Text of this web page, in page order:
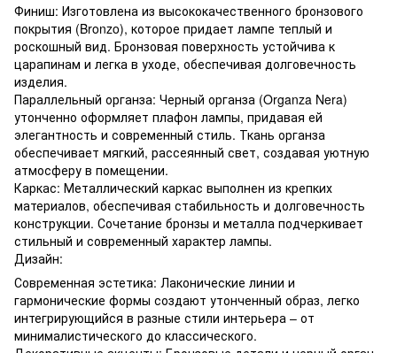
Финиш: Изготовлена ​​из высококачественного бронзового
покрытия (Bronzo), которое придает лампе теплый и
роскошный вид. Бронзовая поверхность устойчива к
царапинам и легка в уходе, обеспечивая долговечность
изделия.
Параллельный органза: Черный органза (Organza Nera)
утонченно оформляет плафон лампы, придавая ей
элегантность и современный стиль. Ткань органза
обеспечивает мягкий, рассеянный свет, создавая уютную
атмосферу в помещении.
Каркас: Металлический каркас выполнен из крепких
материалов, обеспечивая стабильность и долговечность
конструкции. Сочетание бронзы и металла подчеркивает
стильный и современный характер лампы.
Дизайн:
Современная эстетика: Лаконические линии и
гармонические формы создают утонченный образ, легко
интегрирующийся в разные стили интерьера – от
минималистического до классического.